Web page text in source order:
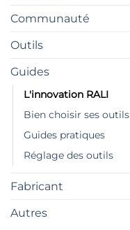
Communauté
Outils
Guides
L'innovation RALI
Bien choisir ses outils
Guides pratiques
Réglage des outils
Fabricant
Autres